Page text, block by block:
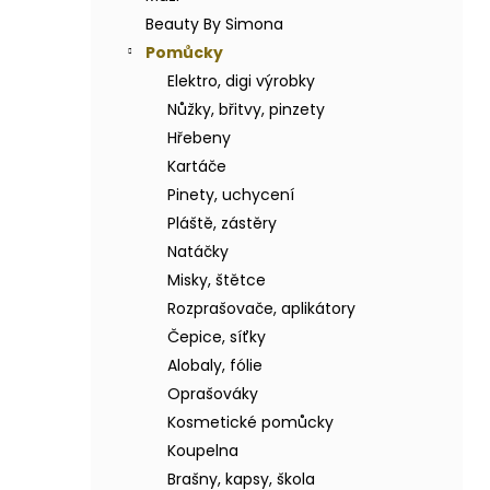
Beauty By Simona
Pomůcky
Elektro, digi výrobky
Nůžky, břitvy, pinzety
Hřebeny
Kartáče
Pinety, uchycení
Pláště, zástěry
Natáčky
Misky, štětce
Rozprašovače, aplikátory
Čepice, síťky
Alobaly, fólie
Oprašováky
Kosmetické pomůcky
Koupelna
Brašny, kapsy, škola
BODY BY SIMONA BANÁN ORGANICKÉ
RUČNĚ VYRÁBĚNÉ BAMBUCKÉ MÁSLO
200ML
749 Kč